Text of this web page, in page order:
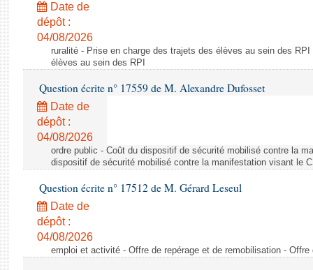
Date de
dépôt :
04/08/2026
ruralité - Prise en charge des trajets des élèves au sein des
élèves au sein des RPI
Question écrite n° 17559 de M. Alexandre Dufosset
Date de
dépôt :
04/08/2026
ordre public - Coût du dispositif de sécurité mobilisé contre la
dispositif de sécurité mobilisé contre la manifestation visant le
Question écrite n° 17512 de M. Gérard Leseul
Date de
dépôt :
04/08/2026
emploi et activité - Offre de repérage et de remobilisation -